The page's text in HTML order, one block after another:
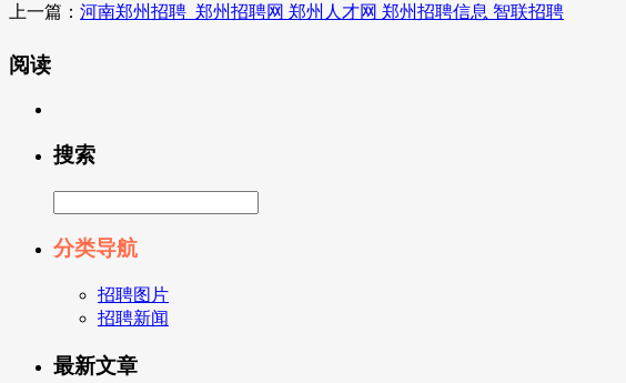
上一篇： 河南郑州招聘_郑州招聘网 郑州人才网 郑州招聘信息 智联招聘
阅读
搜索
分类导航
招聘图片
招聘新闻
最新文章